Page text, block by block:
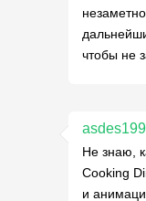
чтобы не
Не знаю,
Cooking
и